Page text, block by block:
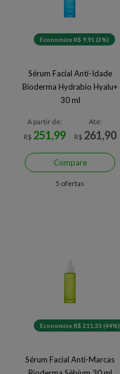
Economize R$ 9,91 (3%)
Sérum Facial Anti-Idade
Bioderma Hydrabio Hyalu+
30 ml
A partir de:
R$ 251,99
Até:
R$ 261,90
Compare
5 ofertas
Economize R$ 211,33 (44%)
Sérum Facial Anti-Marcas